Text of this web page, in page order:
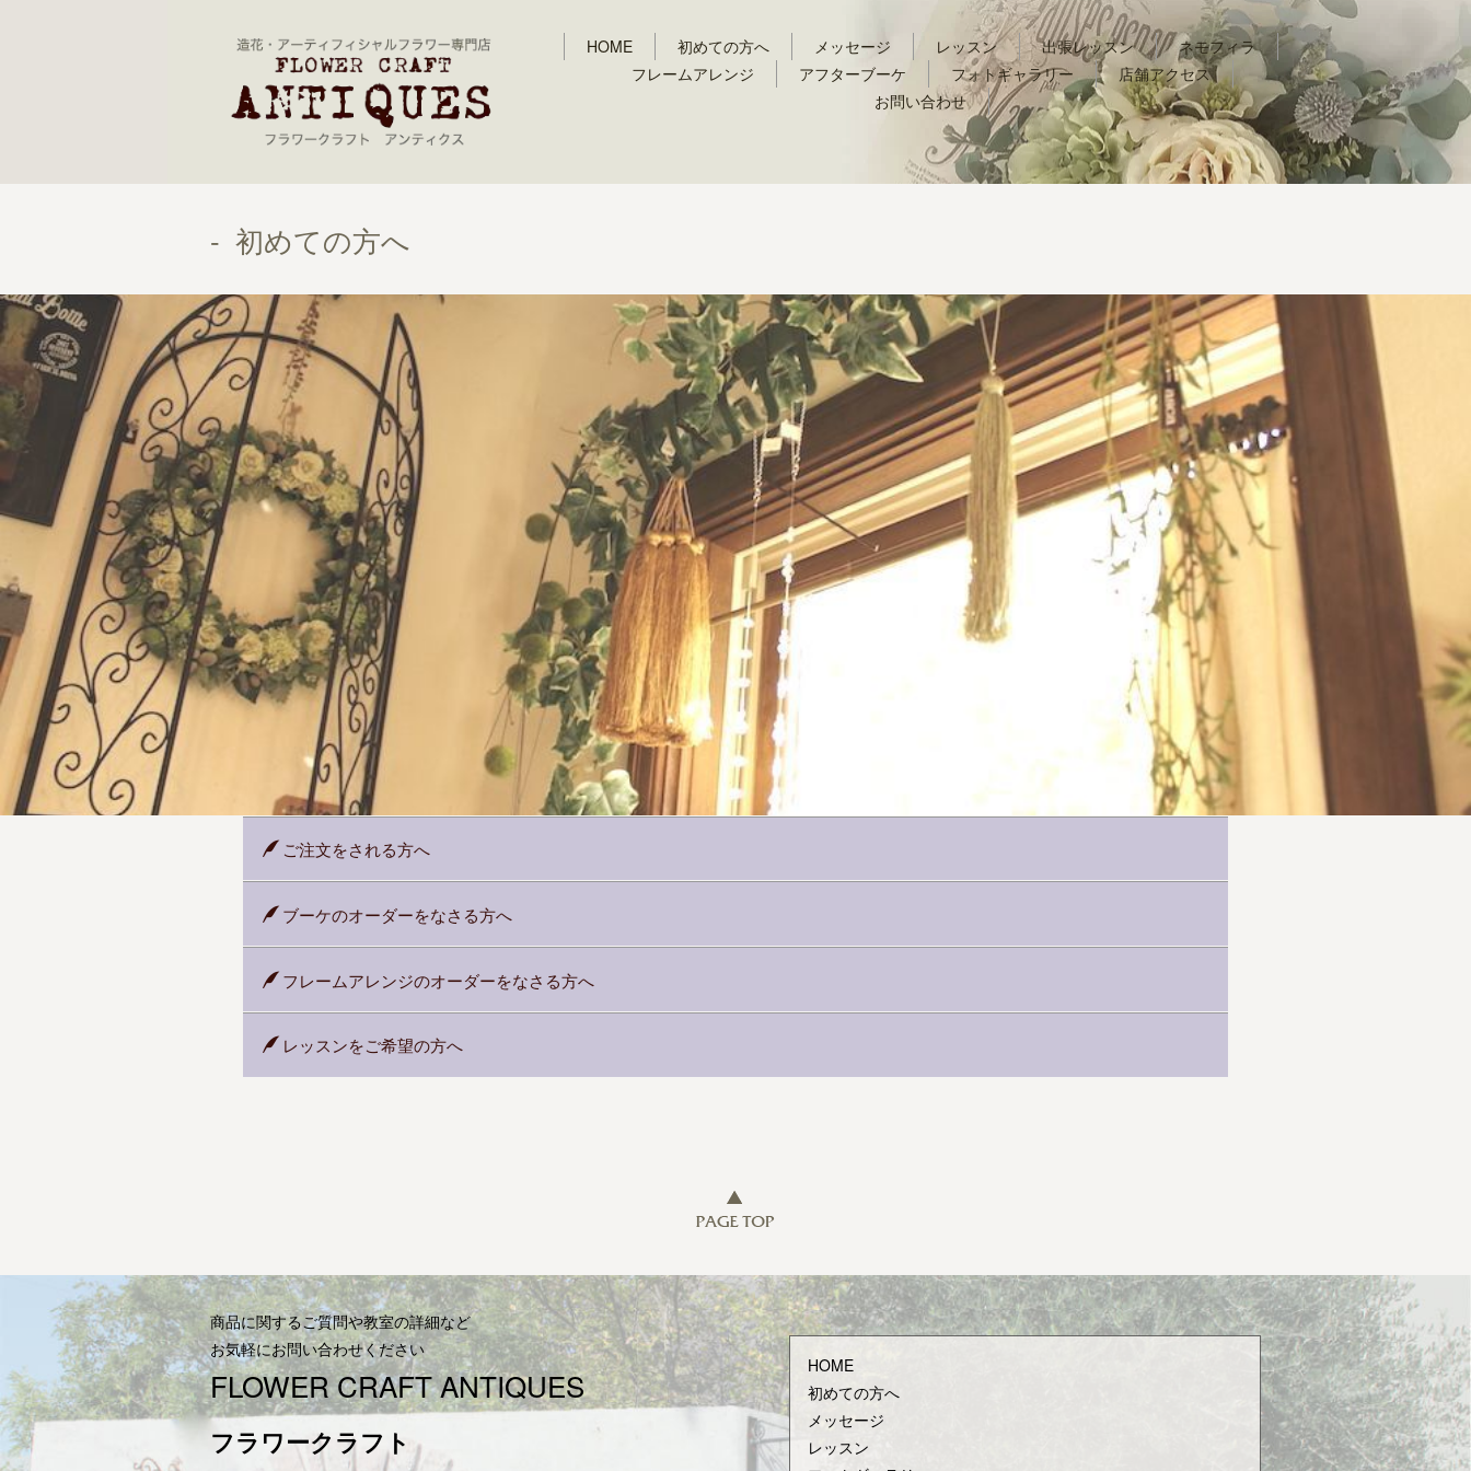
HOME 初めての方へ メッセージ レッスン 出張レッスン
ネモフィラ
フレームアレンジ
アフターブーケ フォトギャラリー
店舗アクセス
お問い合わせ
- 初めての方へ
ご注文をされる方へ
ブーケのオーダーをなさる方へ
フレームアレンジのオーダーをなさる方へ
レッスンをご希望の方へ
商品に関するご質問や教室の詳細など
お気軽にお問い合わせください
FLOWER CRAFT ANTIQUES
フラワークラフト
HOME
初めての方へ
メッセージ
レッスン